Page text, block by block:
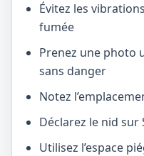
Évitez les
fumée
Prenez une photo
sans danger
Notez
Déclarez le nid sur
Utilisez l’espace